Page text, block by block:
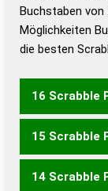
Buchstaben von
Möglichkeiten
die besten
16 Scrabble
LUNCHZEIT
15 Scrabble
ZEITLICH
14 Scrabble